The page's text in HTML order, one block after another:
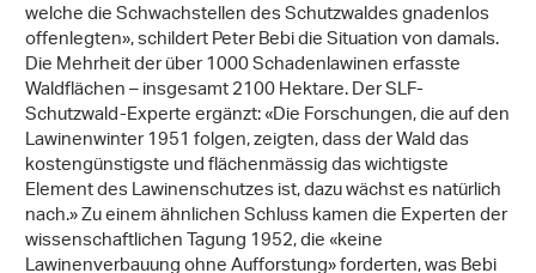
welche die Schwachstellen des Schutzwaldes gnadenlos
offenlegten», schildert Peter Bebi die Situation von damals.
Die Mehrheit der über 1000 Schadenlawinen erfasste
Waldflächen – insgesamt 2100 Hektare. Der SLF-
Schutzwald-Experte ergänzt: «Die Forschungen, die auf den
Lawinenwinter 1951 folgen, zeigten, dass der Wald das
kostengünstigste und flächenmässig das wichtigste
Element des Lawinenschutzes ist, dazu wächst es natürlich
nach.» Zu einem ähnlichen Schluss kamen die Experten der
wissenschaftlichen Tagung 1952, die «keine